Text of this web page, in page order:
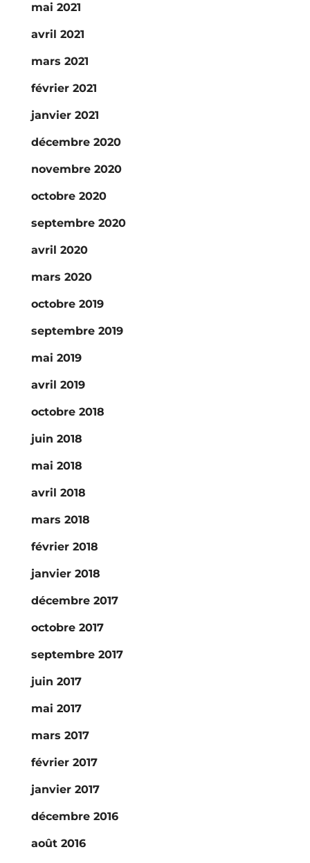
mai 2021
avril 2021
mars 2021
février 2021
janvier 2021
décembre 2020
novembre 2020
octobre 2020
septembre 2020
avril 2020
mars 2020
octobre 2019
septembre 2019
mai 2019
avril 2019
octobre 2018
juin 2018
mai 2018
avril 2018
mars 2018
février 2018
janvier 2018
décembre 2017
octobre 2017
septembre 2017
juin 2017
mai 2017
mars 2017
février 2017
janvier 2017
décembre 2016
août 2016